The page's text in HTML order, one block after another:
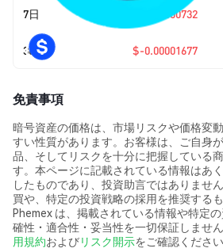
7日 $-0.00000732
30日 $-0.00001677
免責事項
暗号資産の価格は、市場リスクや価格変
すい性質があります。お客様は、ご自身
品、そしてリスクを十分に把握している
す。本ページに記載されている情報はあ
したものであり、投資助言ではありませ
買や、特定の投資戦略の採用を推奨する
Phemex は、掲載されている情報や特定
確性・適合性・妥当性を一切保証しませ
用規約およびリスク開示をご確認ください